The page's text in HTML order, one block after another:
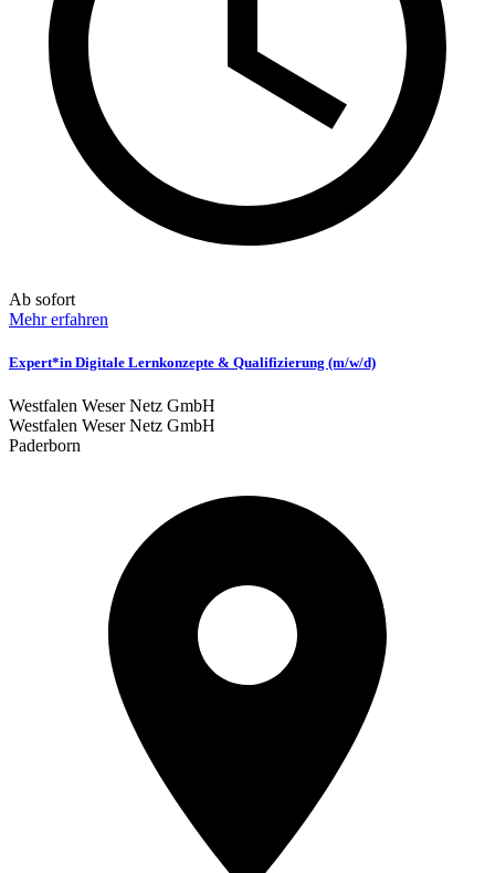
Ab sofort
Mehr erfahren
Expert*in Digitale Lernkonzepte & Qualifizierung (m/w/d)
Westfalen Weser Netz GmbH
Westfalen Weser Netz GmbH
Paderborn